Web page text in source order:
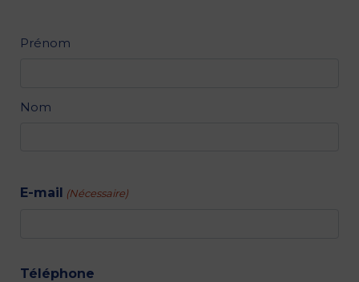
Identité
Prénom
Nom
E-mail (Nécessaire)
Téléphone